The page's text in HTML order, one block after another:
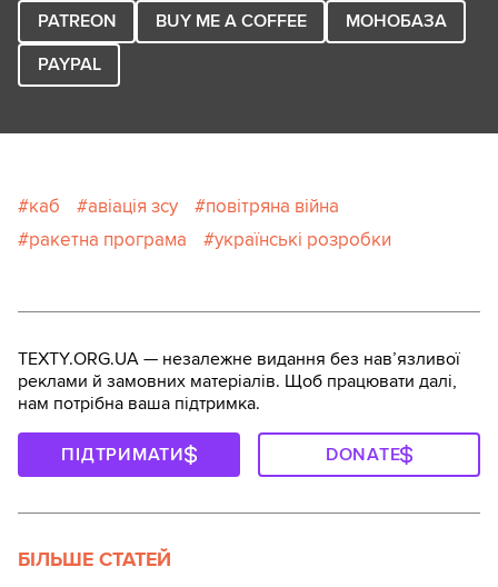
PATREON BUY ME A COFFEE
МОНОБАЗА
PAYPAL
каб авіація зсу
повітряна війна
ракетна програма
українські розробки
TEXTY.ORG.UA — незалежне видання без навʼязливої
реклами й замовних матеріалів. Щоб працювати далі,
нам потрібна ваша підтримка.
ПІДТРИМАТИ DONATE
БІЛЬШЕ СТАТЕЙ